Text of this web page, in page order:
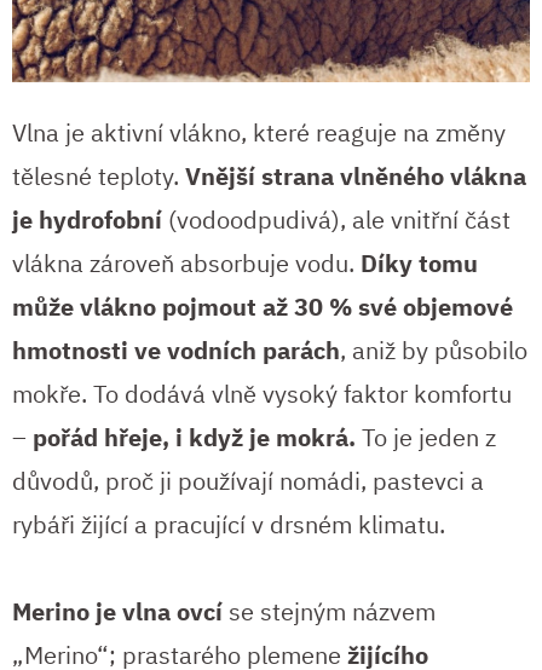
Vlna je aktivní vlákno, které reaguje na změny
tělesné teploty. Vnější strana vlněného vlákna
je hydrofobní (vodoodpudivá), ale vnitřní část
vlákna zároveň absorbuje vodu. Díky tomu
může vlákno pojmout až 30 % své objemové
hmotnosti ve vodních parách, aniž by působilo
mokře. To dodává vlně vysoký faktor komfortu
– pořád hřeje, i když je mokrá. To je jeden z
důvodů, proč ji používají nomádi, pastevci a
rybáři žijící a pracující v drsném klimatu.
Merino je vlna ovcí se stejným názvem
„Merino“; prastarého plemene žijícího